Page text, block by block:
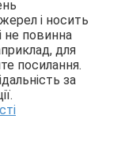
і носить
не повинна
для
посилання.
за